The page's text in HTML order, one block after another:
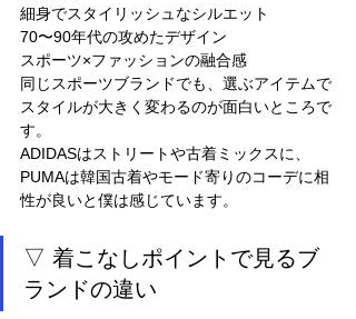
細身でスタイリッシュなシルエット
70〜90年代の攻めたデザイン
スポーツ×ファッションの融合感
同じスポーツブランドでも、選ぶアイテムで
スタイルが大きく変わるのが面白いところで
す。
ADIDASはストリートや古着ミックスに、
PUMAは韓国古着やモード寄りのコーデに相
性が良いと僕は感じています。
▽ 着こなしポイントで見るブ
ランドの違い